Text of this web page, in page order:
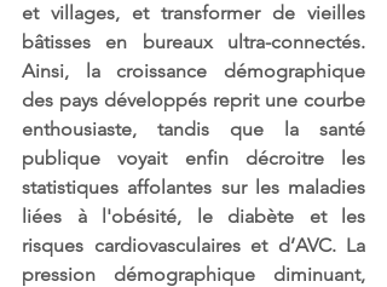
et villages, et transformer de vieilles
bâtisses en bureaux ultra-connectés.
Ainsi, la croissance démographique
des pays développés reprit une courbe
enthousiaste, tandis que la santé
publique voyait enfin décroitre les
statistiques affolantes sur les maladies
liées à l'obésité, le diabète et les
risques cardiovasculaires et d’AVC. La
pression démographique diminuant,